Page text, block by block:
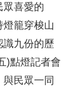
眾喜愛的
燈籠穿梭山
識九份的歷
)點燈記者會
民眾一同